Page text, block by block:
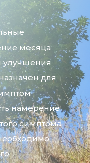
месяца
улучшения
для
намерение
симптома